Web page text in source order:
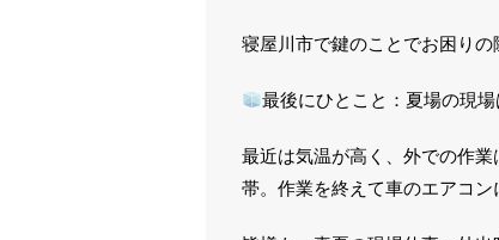
寝屋川市で鍵のことでお困りの
最後にひとこと：夏場の現
最近は気温が高く、外での作
帯。作業を終えて車のエアコン